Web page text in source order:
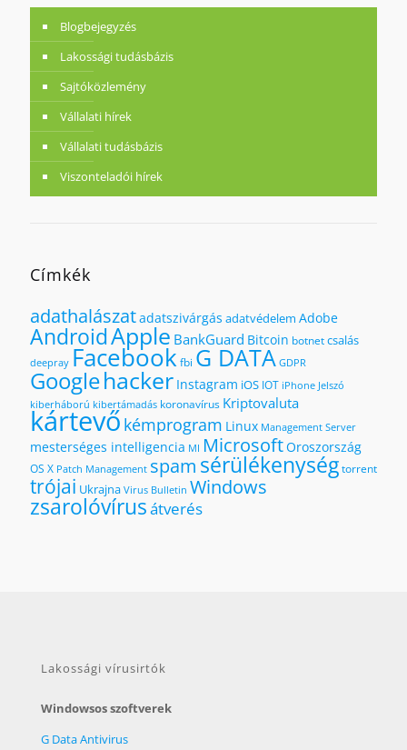
Blogbejegyzés
Lakossági tudásbázis
Sajtóközlemény
Vállalati hírek
Vállalati tudásbázis
Viszonteladói hírek
Címkék
adathalászatadatszivárgás adatvédelem Adobe
AndroidApple BankGuard Bitcoin botnetcsalás
deepray Facebookfbi G DATA GDPR
Googlehacker Instagram iOS IOT iPhone Jelszó
kiberháború kibertámadás koronavírus Kriptovaluta
kártevő kémprogram Linux Management Server
mesterséges intelligencia MI MicrosoftOroszország
OS X Patch Management spam sérülékenységtorrent
trójai Ukrajna Virus Bulletin Windows
zsarolóvírusátverés
Lakossági vírusirtók
Windowsos szoftverek
G Data Antivirus